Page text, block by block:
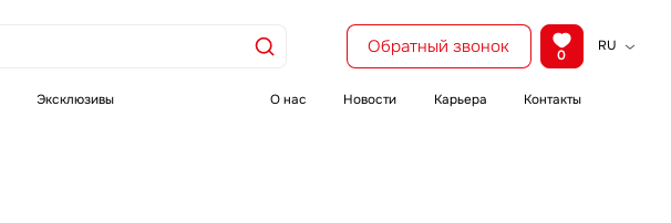
Обратный звонок 0
RU
Эксклюзивы О нас Новости Карьера Контакты